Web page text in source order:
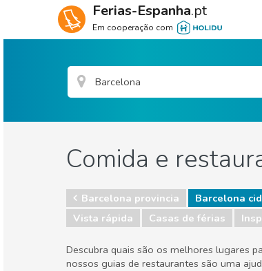
Ferias-Espanha.pt
Em cooperação com
Comida e
Barcelona provincia
Barcelona
Vista rápida
Casas de férias
Descubra quais são os melhores lugares
nossos guias de restaurantes são uma